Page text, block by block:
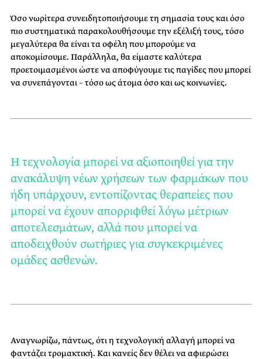
Όσο νωρίτερα συνειδητοποιήσουμε τη σημασία τους και όσο
πιο συστηματικά παρακολουθήσουμε την εξέλιξή τους, τόσο
μεγαλύτερα θα είναι τα οφέλη που μπορούμε να
αποκομίσουμε. Παράλληλα, θα είμαστε καλύτερα
προετοιμασμένοι ώστε να αποφύγουμε τις παγίδες που μπορεί
να συνεπάγονται – τόσο ως άτομα όσο και ως κοινωνίες.
Η τεχνολογία μπορεί να αξιοποιηθεί για την
ανακάλυψη νέων χρήσεων των φαρμάκων που
ήδη υπάρχουν, εντοπίζοντας θεραπείες που
μπορεί να έχουν απορριφθεί λόγω μέτριων
αποτελεσμάτων, αλλά που μπορεί να
αποδειχθούν σωτήριες για συγκεκριμένες
ομάδες ασθενών.
Αναγνωρίζω, πάντως, ότι η τεχνολογική αλλαγή μπορεί να
φαντάζει τρομακτική. Και κανείς δεν θέλει να αφιερώσει